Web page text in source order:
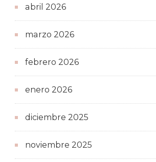
abril 2026
marzo 2026
febrero 2026
enero 2026
diciembre 2025
noviembre 2025